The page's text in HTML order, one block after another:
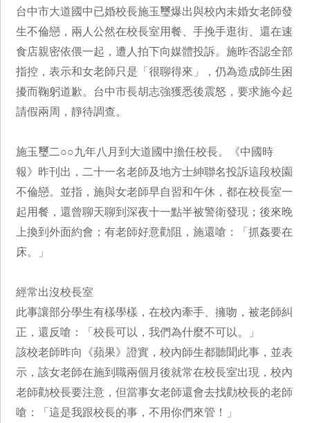
台中市大道國中已婚校長施玉璽爆出與校內未婚女老師發
生不倫戀，兩人公然在校長室用餐、手挽手逛街、還在速
食店親密依偎一起，遭人拍下向媒體投訴。施昨否認全部
指控，表示和女老師只是「很聊得來」，仍為造成師生困
擾而鞠躬道歉。台中市長胡志強獲悉後震怒，要求施今起
請假兩周，靜待調查。
施玉璽二○○九年八月到大道國中擔任校長。《中國時
報》昨刊出，二十一名老師及地方士紳聯名投訴這段校園
不倫戀。並指，施與女老師早自習和午休，都在校長室一
起用餐，還曾聊天聊到深夜十一點半被警衛發現；後來晚
上換到外面約會；有老師好意勸阻，施還嗆：「抓姦要在
床。」
經常出沒校長室
此事讓部分學生有樣學樣，在校內牽手、擁吻，被老師糾
正，還反嗆：「校長可以，我們為什麼不可以。」
該校老師昨向《蘋果》證實，校內師生都聽聞此事，並表
示，該女老師在施到職兩個月後就常在校長室出現，校內
老師勸校長要注意，但當事女老師還會去找勸校長的老師
嗆：「這是我跟校長的事，不用你們來管！」